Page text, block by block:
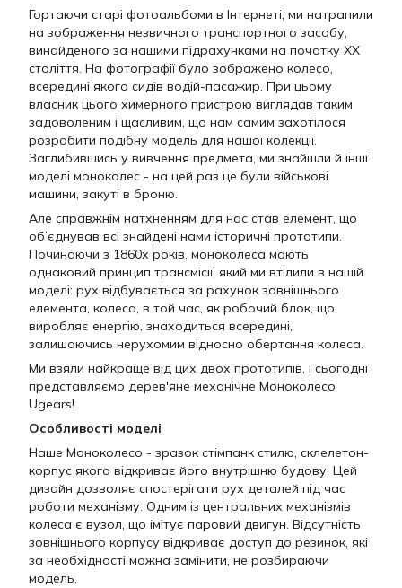
Гортаючи старі фотоальбоми в Інтернеті, ми натрапили
на зображення незвичного транспортного засобу,
винайденого за нашими підрахунками на початку XX
століття. На фотографії було зображено колесо,
всередині якого сидів водій-пасажир. При цьому
власник цього химерного пристрою виглядав таким
задоволеним і щасливим, що нам самим захотілося
розробити подібну модель для нашої колекції.
Заглибившись у вивчення предмета, ми знайшли й інші
моделі моноколес - на цей раз це були військові
машини, закуті в броню.
Але справжнім натхненням для нас став елемент, що
об’єднував всі знайдені нами історичні прототипи.
Починаючи з 1860х років, моноколеса мають
однаковий принцип трансмісії, який ми втілили в нашій
моделі: рух відбувається за рахунок зовнішнього
елемента, колеса, в той час, як робочий блок, що
виробляє енергію, знаходиться всередині,
залишаючись нерухомим відносно обертання колеса.
Ми взяли найкраще від цих двох прототипів, і сьогодні
представляємо дерев'яне механічне Моноколесо
Ugears!
Особливості моделі
Наше Моноколесо - зразок стімпанк стилю, склелетон-
корпус якого відкриває його внутрішню будову. Цей
дизайн дозволяє спостерігати рух деталей під час
роботи механізму. Одним із центральних механізмів
колеса є вузол, що імітує паровий двигун. Відсутність
зовнішнього корпусу відкриває доступ до резинок, які
за необхідності можна замінити, не розбираючи
модель.